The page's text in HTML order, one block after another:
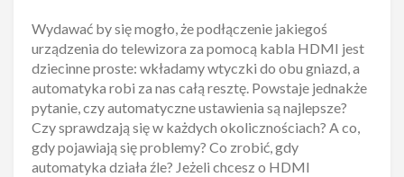
Wydawać by się mogło, że podłączenie jakiegoś
urządzenia do telewizora za pomocą kabla HDMI jest
dziecinne proste: wkładamy wtyczki do obu gniazd, a
automatyka robi za nas całą resztę. Powstaje jednakże
pytanie, czy automatyczne ustawienia są najlepsze?
Czy sprawdzają się w każdych okolicznościach? A co,
gdy pojawiają się problemy? Co zrobić, gdy
automatyka działa źle? Jeżeli chcesz o HDMI